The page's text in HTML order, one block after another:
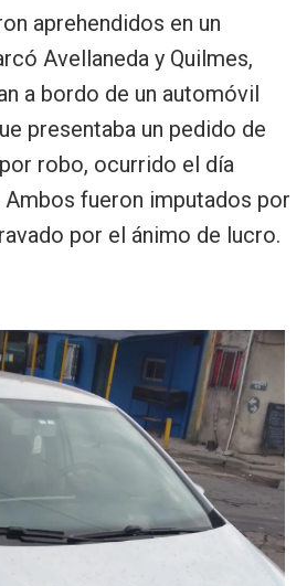
aprehendidos en un
Avellaneda y Quilmes,
a bordo de un automóvil
presentaba un pedido de
robo, ocurrido el día
Ambos fueron imputados por
por el ánimo de lucro.